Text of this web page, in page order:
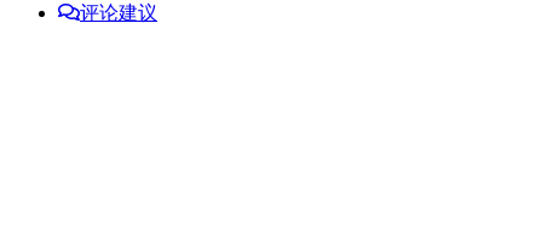
评论建议